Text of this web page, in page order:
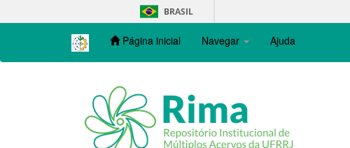
navigation
BRASIL
Página inicial Navegar Ajuda